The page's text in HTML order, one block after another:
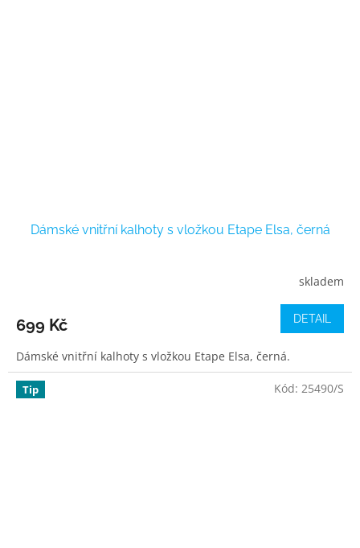
Dámské vnitřní kalhoty s vložkou Etape Elsa, černá
skladem
699 Kč DETAIL
Dámské vnitřní kalhoty s vložkou Etape Elsa, černá.
Tip Kód: 25490/S